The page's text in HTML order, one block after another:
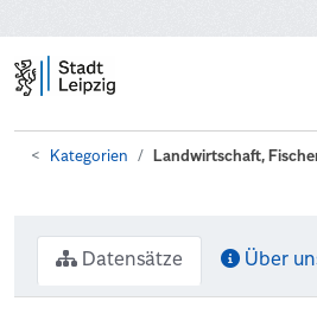
Kategorien Landwirtschaft,
Datensätze Über